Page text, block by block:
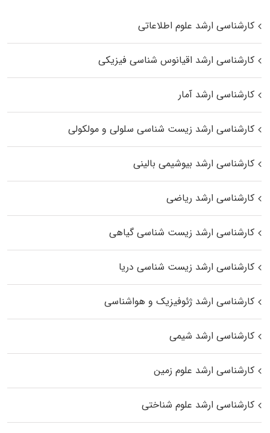
کارشناسی ارشد علوم اطلاعاتی
کارشناسی ارشد اقیانوس‌ شناسی فیزیکی
کارشناسی ارشد آمار
کارشناسی ارشد زیست شناسی سلولی و مولکولی
کارشناسی ارشد بیوشیمی بالینی
کارشناسی ارشد ریاضی
کارشناسی ارشد زیست‌ شناسی گیاهی
کارشناسی ارشد زیست‌ شناسی دریا
کارشناسی ارشد ژئوفیزیک و هواشناسی
کارشناسی ارشد شیمی
کارشناسی ارشد علوم زمین
کارشناسی ارشد علوم شناختی